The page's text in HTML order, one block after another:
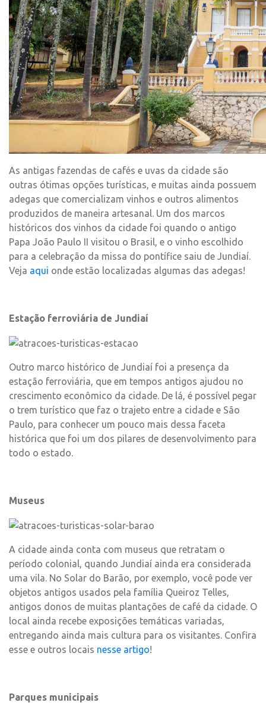
As antigas fazendas de cafés e uvas da cidade são
outras ótimas opções turísticas, e muitas ainda possuem
adegas que comercializam vinhos e outros alimentos
produzidos de maneira artesanal. Um dos marcos
históricos dos vinhos da cidade foi quando o antigo
Papa João Paulo II visitou o Brasil, e o vinho escolhido
para a celebração da missa do pontífice saiu de Jundiaí.
Veja aqui onde estão localizadas algumas das adegas!
Estação ferroviária de Jundiaí
Outro marco histórico de Jundiaí foi a presença da
estação ferroviária, que em tempos antigos ajudou no
crescimento econômico da cidade. De lá, é possível pegar
o trem turístico que faz o trajeto entre a cidade e São
Paulo, para conhecer um pouco mais dessa faceta
histórica que foi um dos pilares de desenvolvimento para
todo o estado.
Museus
A cidade ainda conta com museus que retratam o
período colonial, quando Jundiaí ainda era considerada
uma vila. No Solar do Barão, por exemplo, você pode ver
objetos antigos usados pela família Queiroz Telles,
antigos donos de muitas plantações de café da cidade. O
local ainda recebe exposições temáticas variadas,
entregando ainda mais cultura para os visitantes. Confira
esse e outros locais nesse artigo!
Parques municipais